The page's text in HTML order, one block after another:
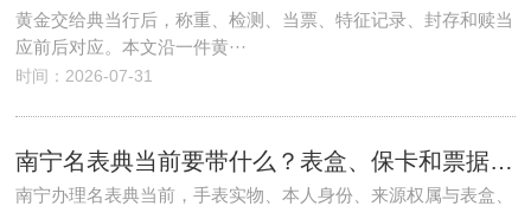
黄金交给典当行后，称重、检测、当票、特征记录、封存和赎当
应前后对应。本文沿一件黄···
时间：2026-07-31
南宁名表典当前要带什么？表盒、保卡和票据不齐能否先评估
南宁办理名表典当前，手表实物、本人身份、来源权属与表盒、